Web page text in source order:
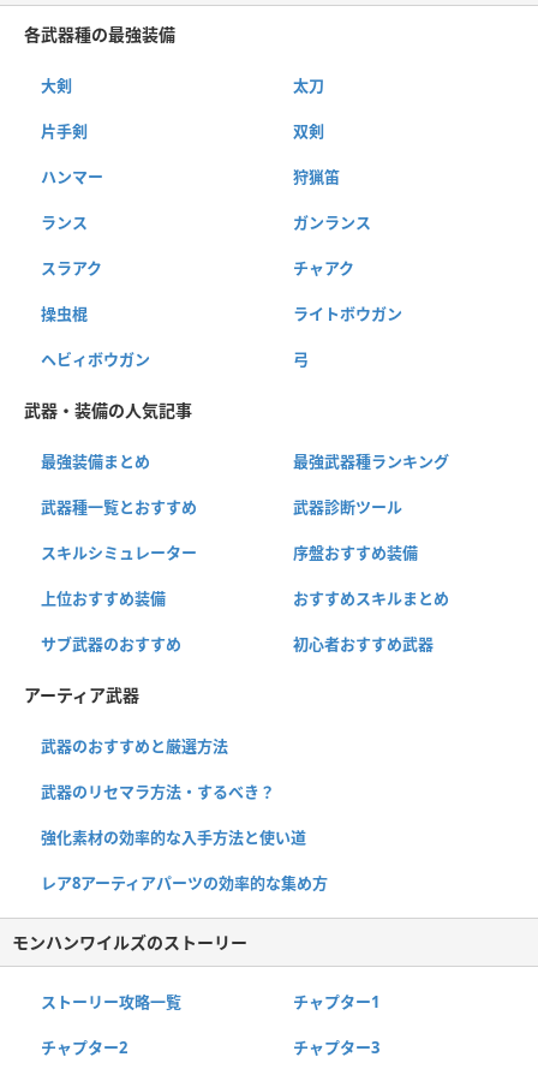
各武器種の最強装備
大剣 太刀
片手剣 双剣
ハンマー 狩猟笛
ランス ガンランス
スラアク チャアク
操虫棍 ライトボウガン
ヘビィボウガン 弓
武器・装備の人気記事
最強装備まとめ 最強武器種ランキング
武器種一覧とおすすめ 武器診断ツール
スキルシミュレーター 序盤おすすめ装備
上位おすすめ装備 おすすめスキルまとめ
サブ武器のおすすめ 初心者おすすめ武器
アーティア武器
武器のおすすめと厳選方法
武器のリセマラ方法・するべき？
強化素材の効率的な入手方法と使い道
レア8アーティアパーツの効率的な集め方
モンハンワイルズのストーリー
ストーリー攻略一覧 チャプター1
チャプター2 チャプター3